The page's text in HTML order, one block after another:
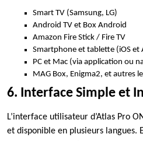
Smart TV (Samsung, LG)
Android TV et Box Android
Amazon Fire Stick / Fire TV
Smartphone et tablette (iOS et
PC et Mac (via application ou
MAG Box, Enigma2, et autres
6. Interface Simple et
L’interface utilisateur d’Atlas Pro
et disponible en plusieurs langues.